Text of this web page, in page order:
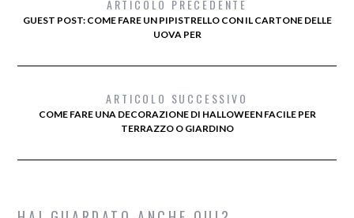
ARTICOLO PRECEDENTE
GUEST POST: COME FARE UN PIPISTRELLO CON IL CARTONE DELLE
UOVA PER
ARTICOLO SUCCESSIVO
COME FARE UNA DECORAZIONE DI HALLOWEEN FACILE PER
TERRAZZO O GIARDINO